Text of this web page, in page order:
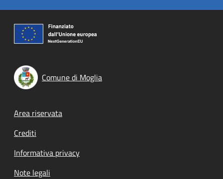
Comune di Moglia
Footer menu
Area riservata
Crediti
Informativa privacy
Note legali